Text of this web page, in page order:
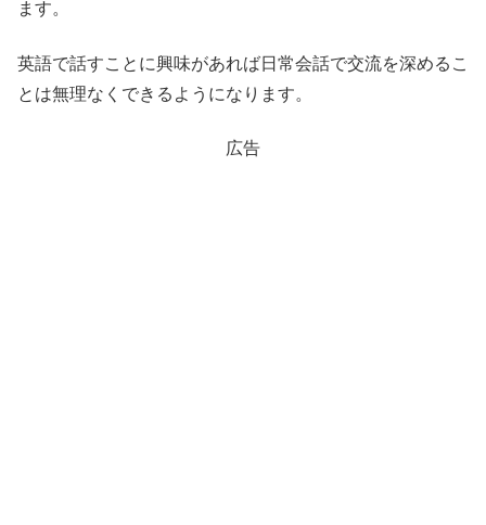
ます。
英語で話すことに興味があれば日常会話で交流を深めるこ
とは無理なくできるようになります。
広告